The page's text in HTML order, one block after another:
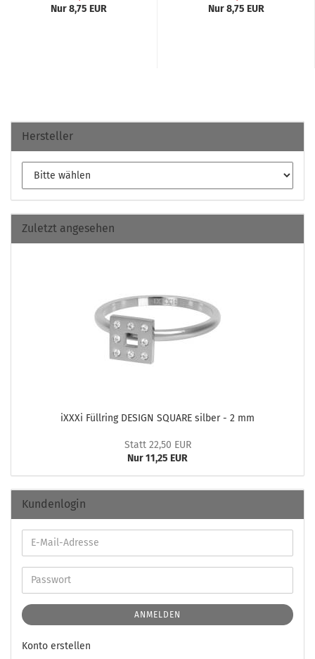
Nur 8,75 EUR
Nur 8,75 EUR
Hersteller
Zuletzt angesehen
iXXXi Füll­ring DE­SIGN SQUA­RE sil­ber - 2 mm
Statt 22,50 EUR
Nur 11,25 EUR
Kundenlogin
ANMELDEN
Konto erstellen